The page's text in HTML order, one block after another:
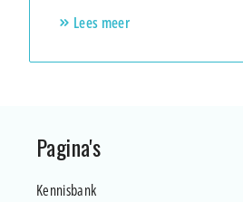
keyboard_double_arrow_right Lees meer
Pagina's
Kennisbank